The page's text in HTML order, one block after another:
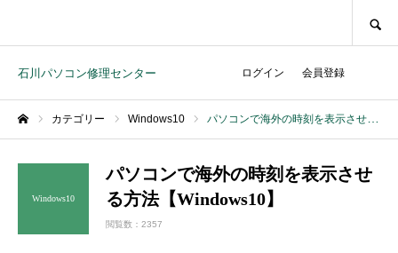
石川パソコン修理センター ログイン 会員登録
カテゴリー Windows10 パソコンで海外の時刻を表示させる方法【Windows10】
Windows10
パソコンで海外の時刻を表示させ
る方法【Windows10】
閲覧数：2357